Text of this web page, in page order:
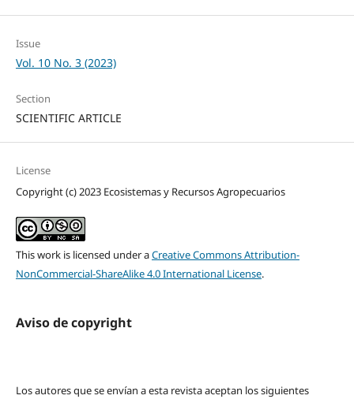
Issue
Vol. 10 No. 3 (2023)
Section
SCIENTIFIC ARTICLE
License
Copyright (c) 2023 Ecosistemas y Recursos Agropecuarios
This work is licensed under aCreative Commons Attribution-
NonCommercial-ShareAlike 4.0 International License.
Aviso de copyright
Los autores que se envían a esta revista aceptan los siguientes